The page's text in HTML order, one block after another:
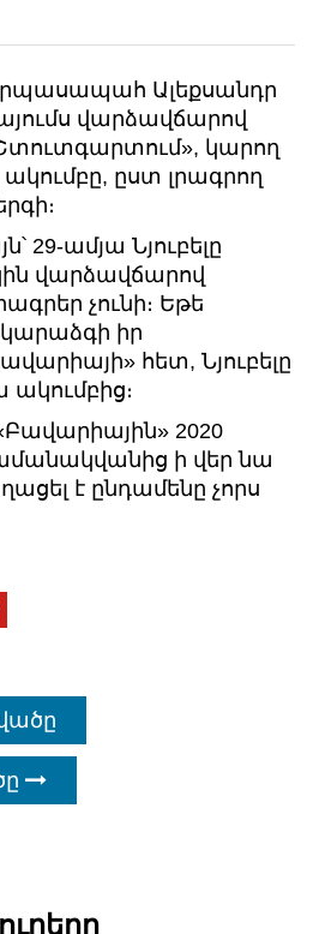
Ալեքսանդր
վարձավճարով
կարող
ակումբը, ըստ լրագրող
29-ամյա Նյուբելը
վարձավճարով
չունի։ Եթե
իր
հետ, Նյուբելը
2020
ի վեր նա
է ընդամենը չորս